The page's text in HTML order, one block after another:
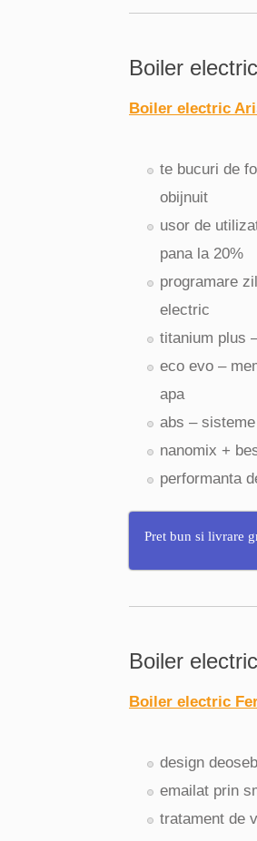
Boiler
Boiler electric
te bucuri de
obijnuit
usor de
pana la 20%
programare
electric
titanium plus
eco evo –
apa
abs –
nanomix +
performanta
Pret bun si livrare
Boiler
Boiler electric
design
emailat prin
tratament de